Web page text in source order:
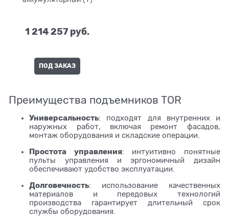
1 214 257 руб.
ПОД ЗАКАЗ
Преимущества подъемников TOR
Универсальность: подходят для внутренних и
наружных работ, включая ремонт фасадов,
монтаж оборудования и складские операции.
Простота управления: интуитивно понятные
пульты управления и эргономичный дизайн
обеспечивают удобство эксплуатации.
Долговечность: использование качественных
материалов и передовых технологий
производства гарантирует длительный срок
службы оборудования.